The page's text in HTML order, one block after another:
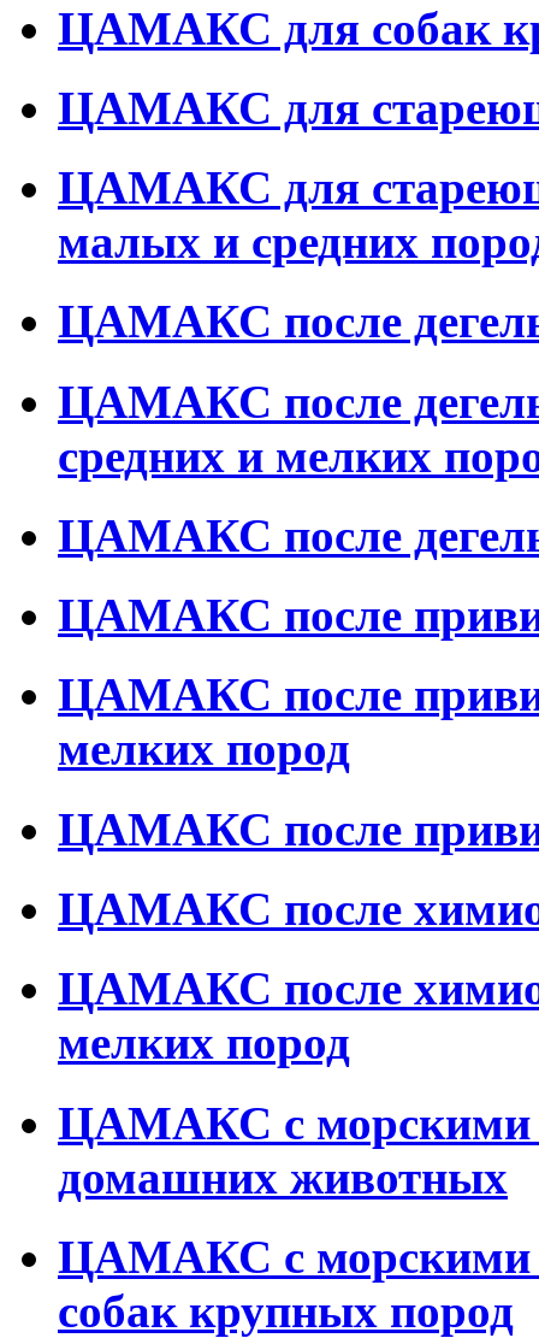
ЦАМАКС для собак
ЦАМАКС для
ЦАМАКС для
малых и средних
ЦАМАКС после
ЦАМАКС после
средних и мелких
ЦАМАКС после
ЦАМАКС после
ЦАМАКС после
мелких пород
ЦАМАКС после
ЦАМАКС после
ЦАМАКС после
мелких пород
ЦАМАКС с морскими
домашних животных
ЦАМАКС с морскими
собак крупных пород